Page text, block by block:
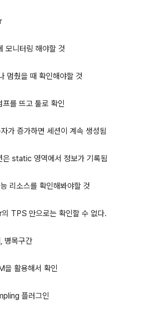
모니터링 해야할 것
멈췄을 때 확인해야할 것
를 뜨고 툴로 확인
가 증가하면 세션이 계속 생성됨
은 static 영역에서 정보가 기록됨
리소스를 확인해봐야할 것
TPS 만으로는 확인할 수 없다.
병목구간
을 활용해서 확인
플러그인